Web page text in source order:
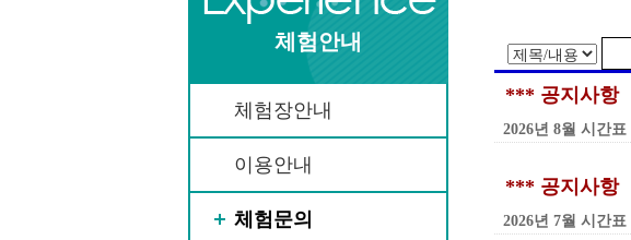
체험안내
체험장안내
이용안내
체험문의
*** 공지사항
2026년 8월 시간표
*** 공지사항
2026년 7월 시간표